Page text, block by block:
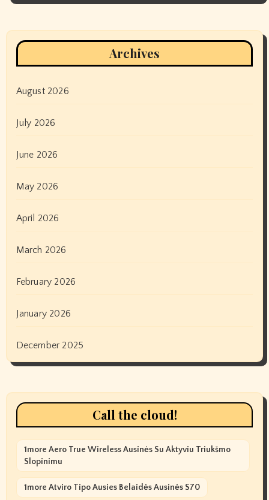
Archives
August 2026
July 2026
June 2026
May 2026
April 2026
March 2026
February 2026
January 2026
December 2025
Call the cloud!
1more Aero True Wireless Ausinės Su Aktyviu Triukšmo
Slopinimu
1more Atviro Tipo Ausies Belaidės Ausinės S70